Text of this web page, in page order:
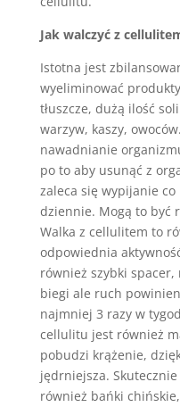
Jak walczyć z
Istotna jest
wyeliminować
tłuszcze, dużą ilość
warzyw, kaszy,
nawadnianie
po to aby usunąć z
zaleca się wypijanie
dziennie. Mogą to być
Walka z cellulitem to
odpowiednia
również szybki
biegi ale ruch
najmniej 3 razy w
cellulitu jest również
pobudzi krążenie,
jędrniejsza.
również bańki